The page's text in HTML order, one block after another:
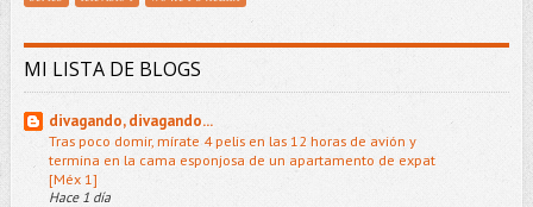
MI LISTA DE BLOGS
divagando, divagando...
Tras poco domir, mírate 4 pelis en las 12 horas de avión y
termina en la cama esponjosa de un apartamento de expat
[Méx 1]
Hace 1 día